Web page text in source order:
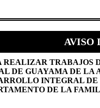
AVISO
REALIZAR TRABAJOS
DE GUAYAMA DE LA
INTEGRAL
DE LA